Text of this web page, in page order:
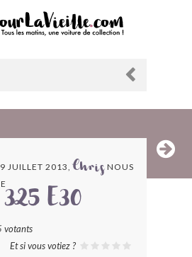
JUILLET 2013,Chris NOUS
E30
votants
Et si vous votiez ?